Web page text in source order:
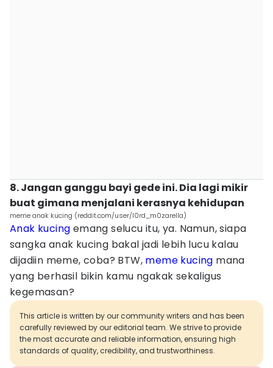
8. Jangan ganggu bayi gede ini. Dia lagi mikir
buat gimana menjalani kerasnya kehidupan
meme anak kucing (reddit.com/user/l0rd_m0zarella)
Anak kucing emang selucu itu, ya. Namun, siapa
sangka anak kucing bakal jadi lebih lucu kalau
dijadiin meme, coba? BTW, meme kucing mana
yang berhasil bikin kamu ngakak sekaligus
kegemasan?
This article is written by our community writers and has been
carefully reviewed by our editorial team. We strive to provide
the most accurate and reliable information, ensuring high
standards of quality, credibility, and trustworthiness.